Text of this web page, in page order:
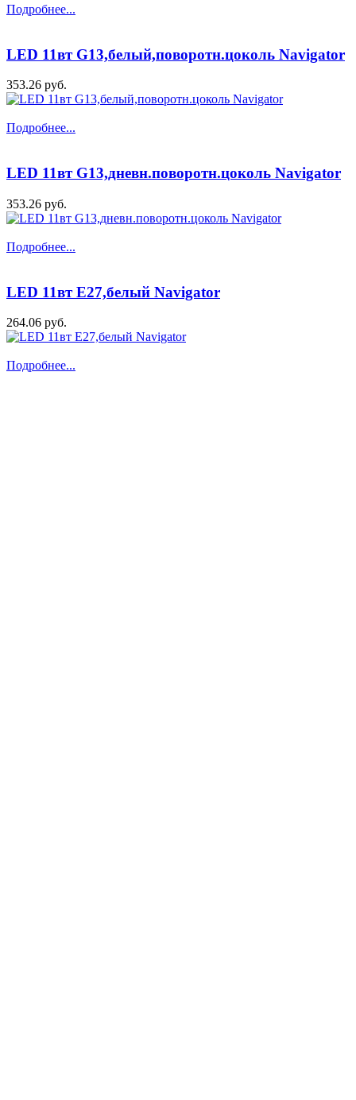
Подробнее...
LED 11вт G13,белый,поворотн.цоколь Navigator
353.26 руб.
Подробнее...
LED 11вт G13,дневн.поворотн.цоколь Navigator
353.26 руб.
Подробнее...
LED 11вт Е27,белый Navigator
264.06 руб.
Подробнее...